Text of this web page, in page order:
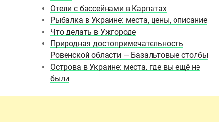
Отели с бассейнами в Карпатах
Рыбалка в Украине: места, цены, описание
Что делать в Ужгороде
Природная достопримечательность
Ровенской области — Базальтовые столбы
Острова в Украине: места, где вы ещё не
были